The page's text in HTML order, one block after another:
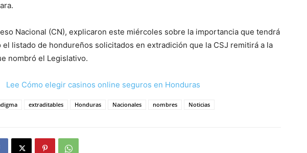
Nacional (CN), explicaron este miércoles sobre la importancia que tendrá
listado de hondureños solicitados en extradición que la CSJ remitirá a la
nombró el Legislativo.
Lee Cómo elegir casinos online seguros en Honduras
extraditables Honduras Nacionales nombres Noticias